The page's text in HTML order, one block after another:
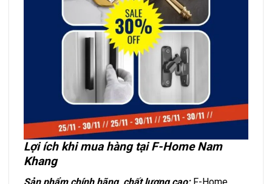
Lợi ích khi mua hàng tại F-Home Nam
Khang